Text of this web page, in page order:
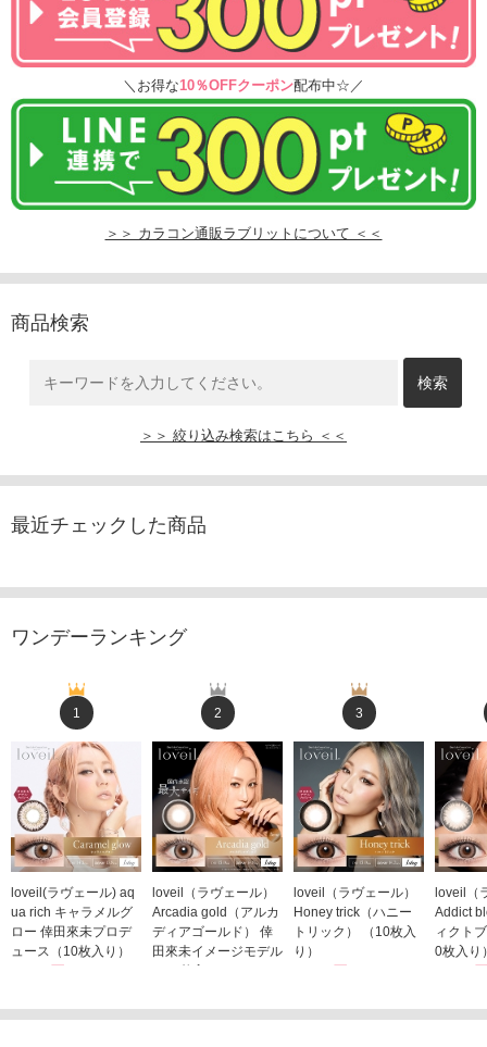
＼お得な10％OFFクーポン配布中☆／
＞＞ カラコン通販ラブリットについて ＜＜
商品検索
＞＞ 絞り込み検索はこちら ＜＜
最近チェックした商品
ワンデーランキング
1
loveil(ラヴェール) aq
ua rich キャラメルグ
ロー 倖田來未プロデ
ュース（10枚入り）
1,760円
2
loveil（ラヴェール）
Arcadia gold（アルカ
ディアゴールド） 倖
田來未イメージモデル
（10枚入り）
3
loveil（ラヴェール）
Honey trick（ハニー
トリック） （10枚入
り）
1,760円
loveil（
Addict
ィクト
0枚入り
1,760